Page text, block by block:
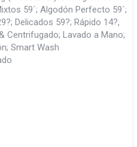
59´; Algodón Perfecto 59´;
Delicados 59?; Rápido 14?,
Centrifugado; Lavado a Mano;
Smart Wash